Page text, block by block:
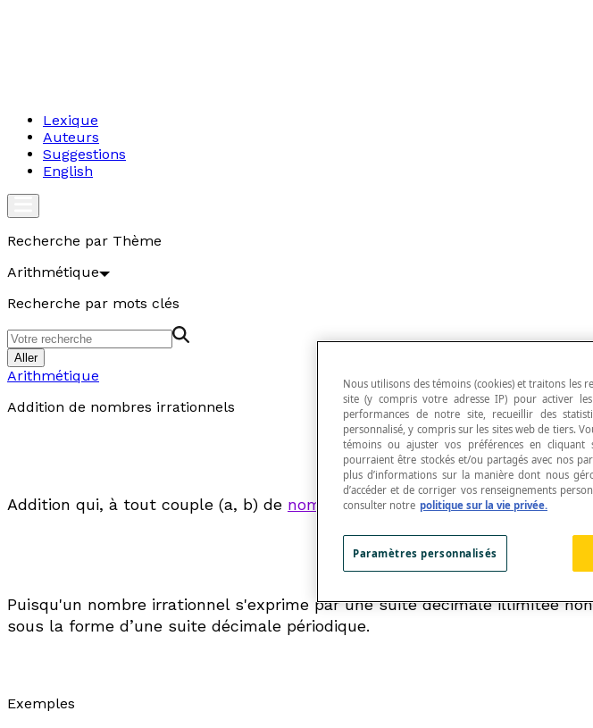
Lexique
Auteurs
Suggestions
English
Recherche par Thème
Arithmétique
Recherche par mots clés
Aller
Arithmétique
Addition de nombres irrationnels
Addition qui, à tout couple (a, b) de nombres irrationnels, fait correspondre
Puisqu'un nombre irrationnel s'exprime par une suite décimale illimitée
sous la forme d’une suite décimale périodique.
Exemples
Nous utilisons des témoins (cookies) et traitons les
site (y compris votre adresse IP) pour activer
performances de notre site, recueillir des
personnalisé, y compris sur les sites web de tiers.
témoins ou ajuster vos préférences en cliquant
pourraient être stockés et/ou partagés avec nos
plus d’informations sur la manière dont nous
d’accéder et de corriger vos renseignements
consulter notre politique sur la vie privée.
Paramètres personnalisés